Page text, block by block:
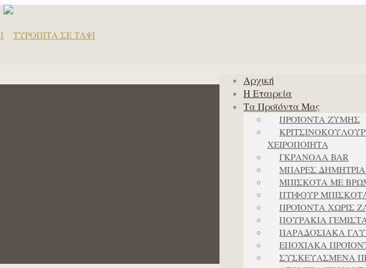
Αρχική
Η Εταιρεία
Τα Προϊόντα Μας
ΠΡΟΪΟΝΤΑ ΖΥΜΗΣ
ΧΕΙΡΟΠΟΙΗΤΑ
ΓΚΡΑΝΟΛΑ BAR
ΜΠΑΡΕΣ
ΜΠΙΣΚΟΤΑ ΜΕ
ΠΤΙΦΟΥΡ
ΠΡΟΪΟΝΤΑ ΧΩΡΙΣ
ΠΟΥΡΑΚΙΑ
ΠΑΡΑΔΟΣΙΑΚΑ
ΕΠΟΧΙΑΚΑ
ΣΥΣΚΕΥΑΣΜΕΝΑ